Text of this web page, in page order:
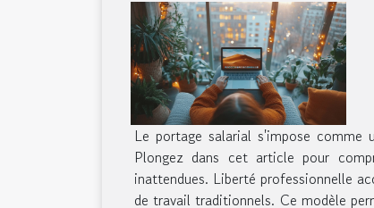
Le portage salarial s'impose
Plongez dans cet article pour
inattendues. Liberté professionnelle
de travail traditionnels. Ce modèle